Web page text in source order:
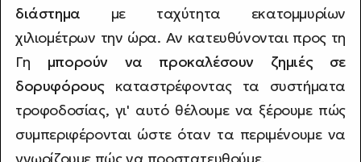
διάστημα με ταχύτητα εκατομμυρίων
χιλιομέτρων την ώρα. Αν κατευθύνονται προς τη
Γη μπορούν να προκαλέσουν ζημιές σε
δορυφόρους καταστρέφοντας τα συστήματα
τροφοδοσίας, γι' αυτό θέλουμε να ξέρουμε πώς
συμπεριφέρονται ώστε όταν τα περιμένουμε να